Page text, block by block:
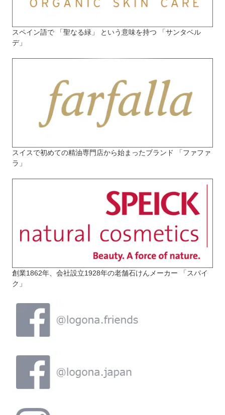
スペイン語で 「聖なる緑」 という意味を持つ 「サンタベル
デ」
スイスで初めての精油専門店から始まったブランド 「ファファ
ラ」
創業1862年、会社設立1928年の老舗石けんメーカー 「スパイ
ク」